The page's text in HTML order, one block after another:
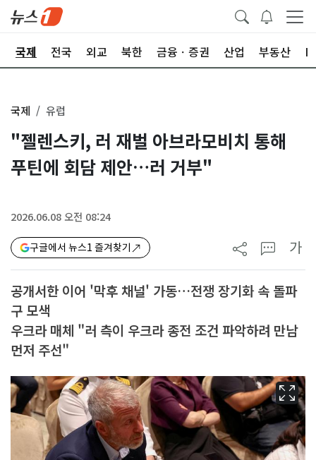
국제 전국 외교 북한 금융ㆍ증권 산업 부동산
국제 유럽
"젤렌스키, 러 재벌 아브라모비치 통해
푸틴에 회담 제안…러 거부"
2026.06.08 오전 08:24
구글에서 뉴스1 즐겨찾기 가
공개서한 이어 '막후 채널' 가동…전쟁 장기화 속 돌파
구 모색
우크라 매체 "러 측이 우크라 종전 조건 파악하려 만남
먼저 주선"